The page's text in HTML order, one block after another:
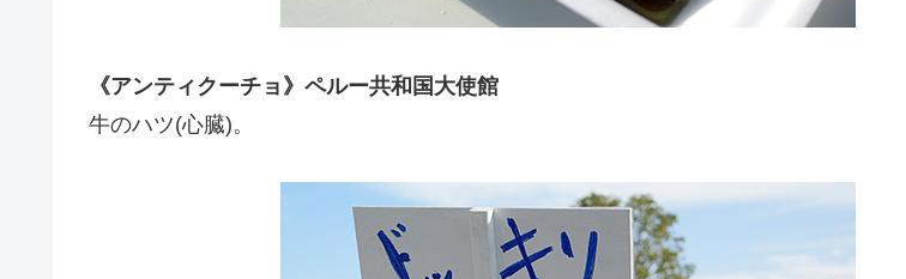
《アンティクーチョ》ペルー共和国大使館
牛のハツ(心臓)。